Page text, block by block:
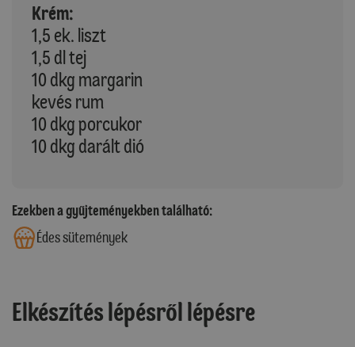
Krém:
1,5 ek. liszt
1,5 dl tej
10 dkg margarin
kevés rum
10 dkg porcukor
10 dkg darált dió
Ezekben a gyűjteményekben található:
Édes sütemények
Elkészítés lépésről lépésre